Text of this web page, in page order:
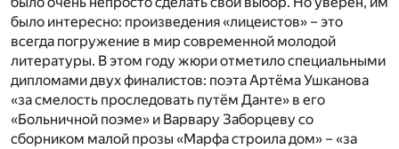
было интересно: произведения «лицеистов» – это
всегда погружение в мир современной молодой
литературы. В этом году жюри отметило специальными
дипломами двух финалистов: поэта Артёма Ушканова
«за смелость проследовать путём Данте» в его
«Больничной поэме» и Варвару Заборцеву со
сборником малой прозы «Марфа строила дом» – «за